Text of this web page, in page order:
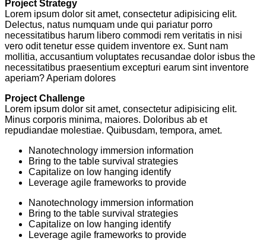
Project Strategy
Lorem ipsum dolor sit amet, consectetur adipisicing elit.
Delectus, natus numquam unde qui pariatur porro
necessitatibus harum libero commodi rem veritatis in nisi
vero odit tenetur esse quidem inventore ex. Sunt nam
mollitia, accusantium voluptates recusandae dolor isbus the
necessitatibus praesentium excepturi earum sint inventore
aperiam? Aperiam dolores
Project Challenge
Lorem ipsum dolor sit amet, consectetur adipisicing elit.
Minus corporis minima, maiores. Doloribus ab et
repudiandae molestiae. Quibusdam, tempora, amet.
Nanotechnology immersion information
Bring to the table survival strategies
Capitalize on low hanging identify
Leverage agile frameworks to provide
Nanotechnology immersion information
Bring to the table survival strategies
Capitalize on low hanging identify
Leverage agile frameworks to provide